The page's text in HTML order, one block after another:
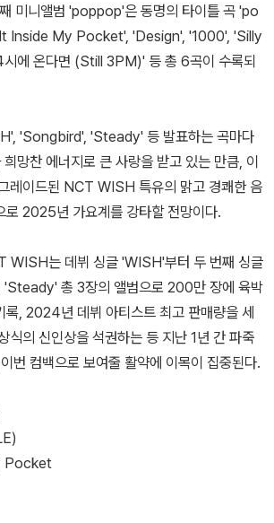
미니앨범 'poppop'은 동명의 타이틀 곡 'po
Inside My Pocket', 'Design', '1000', 'Silly
에 온다면 (Still 3PM)' 등 총 6곡이 수록되
'Songbird', 'Steady' 등 발표하는 곡마다
망찬 에너지로 큰 사랑을 받고 있는 만큼, 이
레이드된 NCT WISH 특유의 맑고 경쾌한 음
로 2025년 가요계를 강타할 전망이다.
WISH는 데뷔 싱글 'WISH'부터 두 번째 싱글
총 3장의 앨범으로 200만 장에 육박
록, 2024년 데뷔 아티스트 최고 판매량을 세
식의 신인상을 석권하는 등 지난 1년 간 파죽
번 컴백으로 보여줄 활약에 이목이 집중된다.
Pocket